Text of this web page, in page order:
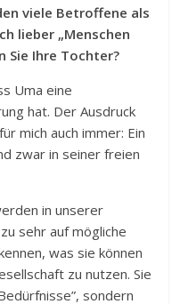
viele Betroffene als
lieber „Menschen
Sie Ihre Tochter?
Uma eine
hat. Der Ausdruck
mich auch immer: Ein
zwar in seiner freien
in unserer
sehr auf mögliche
was sie können
zu nutzen. Sie
sondern